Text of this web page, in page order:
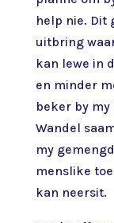
help nie. Dit
uitbring
kan lewe in
en minder
beker by my
Wandel
my
menslike
kan neersit.